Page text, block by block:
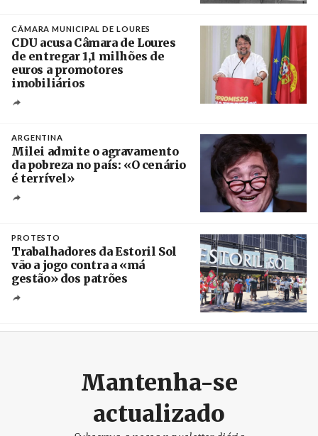
CÂMARA MUNICIPAL DE LOURES
CDU acusa Câmara de Loures
de entregar 1,1 milhões de
euros a promotores
imobiliários
ARGENTINA
Milei admite o agravamento
da pobreza no país: «O cenário
é terrível»
PROTESTO
Trabalhadores da Estoril Sol
vão a jogo contra a «má
gestão» dos patrões
Mantenha-se
actualizado